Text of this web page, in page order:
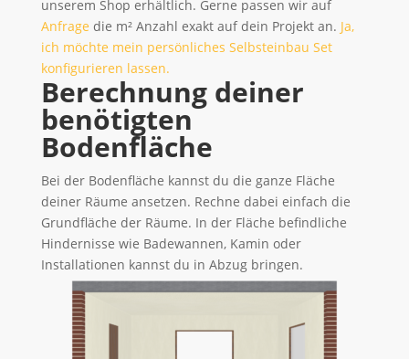
unserem Shop erhältlich. Gerne passen wir auf
Anfrage die m² Anzahl exakt auf dein Projekt an. Ja,
ich möchte mein persönliches Selbsteinbau Set
konfigurieren lassen.
Berechnung deiner
benötigten
Bodenfläche
Bei der Bodenfläche kannst du die ganze Fläche
deiner Räume ansetzen. Rechne dabei einfach die
Grundfläche der Räume. In der Fläche befindliche
Hindernisse wie Badewannen, Kamin oder
Installationen kannst du in Abzug bringen.